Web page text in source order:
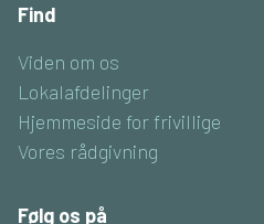
Find
Viden om os
Lokalafdelinger
Hjemmeside for frivillige
Vores rådgivning
Følg os på